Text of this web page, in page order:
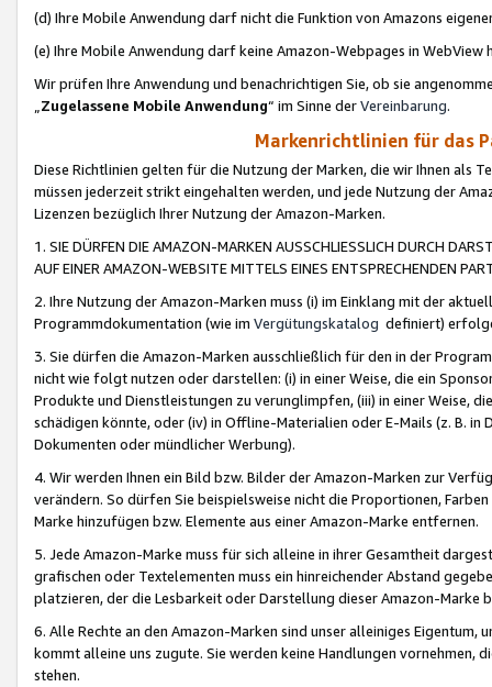
(d) Ihre Mobile Anwendung darf nicht die Funktion von Amazons
(e) Ihre Mobile Anwendung darf keine Amazon-Webpages in WebView
Wir prüfen Ihre Anwendung und benachrichtigen Sie, ob sie
„Zugelassene Mobile Anwendung“ im Sinne derVereinbarung.
Markenrichtlinien für das
Diese Richtlinien gelten für die Nutzung der Marken, die wir Ihnen als
müssen jederzeit strikt eingehalten werden, und jede Nutzung der
Lizenzen bezüglich Ihrer Nutzung der Amazon-Marken.
1. SIE DÜRFEN DIE AMAZON-MARKEN AUSSCHLIESSLICH DURCH
AUF EINER AMAZON-WEBSITE MITTELS EINES ENTSPRECHENDEN
2. Ihre Nutzung der Amazon-Marken muss (i) im Einklang mit der
Programmdokumentation (wie im Vergütungskatalog definiert)
3. Sie dürfen die Amazon-Marken ausschließlich für den in der
nicht wie folgt nutzen oder darstellen: (i) in einer Weise, die ein
Produkte und Dienstleistungen zu verunglimpfen, (iii) in einer Weise,
schädigen könnte, oder (iv) in Offline-Materialien oder E-Mails (z. B. in
Dokumenten oder mündlicher Werbung).
4. Wir werden Ihnen ein Bild bzw. Bilder der Amazon-Marken zur
verändern. So dürfen Sie beispielsweise nicht die Proportionen,
Marke hinzufügen bzw. Elemente aus einer Amazon-Marke entfernen.
5. Jede Amazon-Marke muss für sich alleine in ihrer Gesamtheit
grafischen oder Textelementen muss ein hinreichender Abstand
platzieren, der die Lesbarkeit oder Darstellung dieser Amazon-Marke
6. Alle Rechte an den Amazon-Marken sind unser alleiniges
kommt alleine uns zugute. Sie werden keine Handlungen vornehmen,
stehen.